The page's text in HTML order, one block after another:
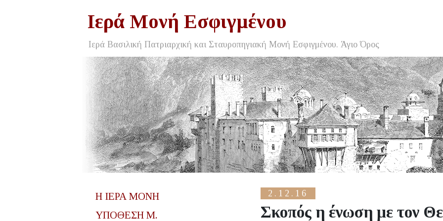
Ιερά Μονή Εσφιγμένου
Ιερά Βασιλική Πατριαρχική και Σταυροπηγιακή Μονή Εσφιγμένου. Άγιο Όρος
2.12.16
Σκοπός η ένωση με τον
Η ΙΕΡΑ ΜΟΝΗ
ΥΠΟΘΕΣΗ Μ.